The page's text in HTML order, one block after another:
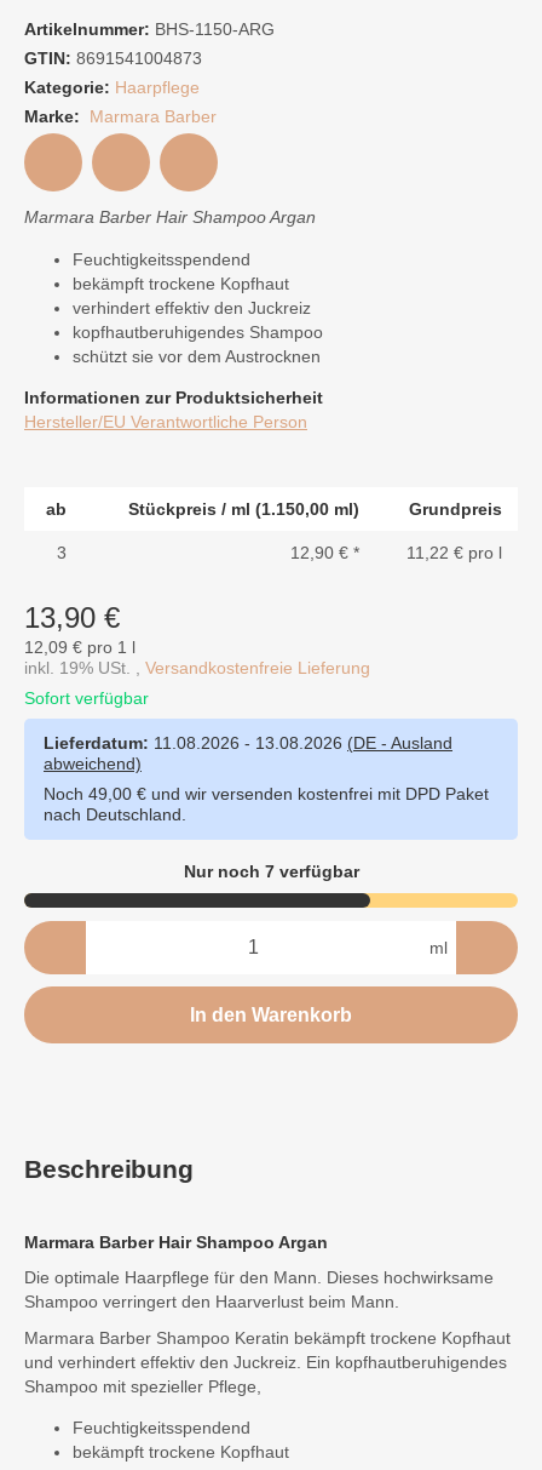
Artikelnummer: BHS-1150-ARG
GTIN: 8691541004873
Kategorie: Haarpflege
Marke:
Marmara Barber
Marmara Barber Hair Shampoo Argan
Feuchtigkeitsspendend
bekämpft trockene Kopfhaut
verhindert effektiv den Juckreiz
kopfhautberuhigendes Shampoo
schützt sie vor dem Austrocknen
Informationen zur Produktsicherheit
Hersteller/EU Verantwortliche Person
ab Stückpreis / ml (1.150,00 ml) Grundpreis
3 12,90 €* 11,22 € pro l
13,90 €
12,09 € pro 1 l
inkl. 19% USt. , Versandkostenfreie Lieferung
Sofort verfügbar
Lieferdatum: 11.08.2026 - 13.08.2026 (DE - Ausland
abweichend)
Noch 49,00 € und wir versenden kostenfrei mit DPD Paket
nach Deutschland.
Nur noch 7 verfügbar
ml
In den Warenkorb
Beschreibung
Marmara Barber Hair Shampoo Argan
Die optimale Haarpflege für den Mann. Dieses hochwirksame
Shampoo verringert den Haarverlust beim Mann.
Marmara Barber Shampoo Keratin bekämpft trockene Kopfhaut
und verhindert effektiv den Juckreiz. Ein kopfhautberuhigendes
Shampoo mit spezieller Pflege,
Feuchtigkeitsspendend
bekämpft trockene Kopfhaut